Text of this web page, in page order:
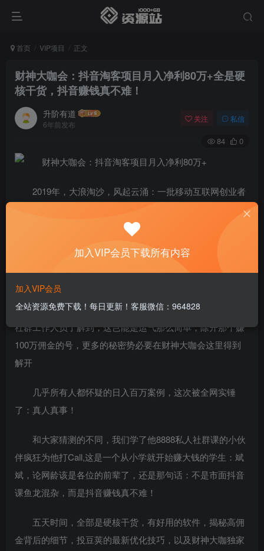
首页 VIP项目 正文
财神大咖会：抖音淘客项目月入净利80万+全是硬
核干货，抖音赚钱真不难！
升阶有道
6年前发布
关注 私信
84 0
2019年，大浪淘沙，风起云涌：一批移动互联网创业者
黯淡下去了，另一批又起来了；机会在哪里？最能触手可及
的方向在哪里？没人能给出一个完美的答案，但是！进入到
一学生一条视频赚100万佣金；他就是斌斌，是财神大咖会
在其他平台专访里，斌斌有提到说是运气，可是从我们
社群工作人员了解到，这岂能是运气那么简单，除开那个赚
100万佣金的号，更多的秘密势必要在财神大咖会这里得到
解开
几乎所有人都怀疑的日入百万案例，这次被全网实锤
了：真人真事！
和大家猜测的不同，我们学了他8888私人社群课的小伙
伴疯狂为他打Call,这是一个从小学就开始赚大钱的学生：斌
斌，论网龄该是各位的前辈了，还是那句话：不是市面抖音
课鱼龙混杂，而是抖音赚钱真不难！
五天时间，全部是硬核干货，有好用的软件，揭秘高佣
金背后的细节，投豆荚的最新优化技巧，以及财神大咖独家
加入VIP会员下载所有内容
加入VIP会员
全站资源免费下载！每日更新！客服微信：964828